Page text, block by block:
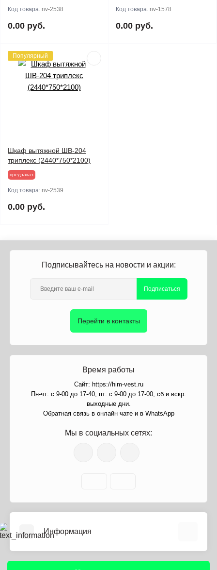
Код товара: nv-2538
0.00 руб.
Код товара: nv-1578
0.00 руб.
Популярный
Шкаф вытяжной ШВ-204
триплекс (2440*750*2100)
предзаказ
Код товара: nv-2539
0.00 руб.
Подписывайтесь на новости и акции:
Подписаться
Перейти в контакты
Время работы
Сайт: https://him-vest.ru
Пн-чт: с 9-00 до 17-40, пт: с 9-00 до 17-00, сб и вскр:
выходные дни.
Обратная связь в онлайн чате и в WhatsApp
Мы в социальных сетях:
Информация